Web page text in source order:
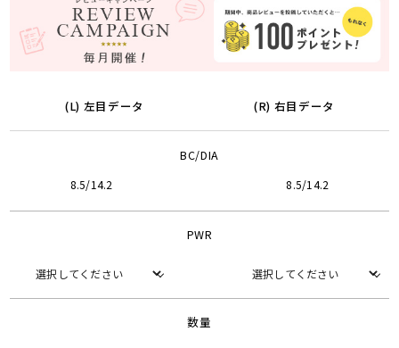
(L) 左目データ (R) 右目データ
BC/DIA
8.5/14.2 8.5/14.2
PWR
数量